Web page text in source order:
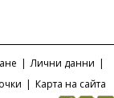
| Лични данни |
| Карта на сайта